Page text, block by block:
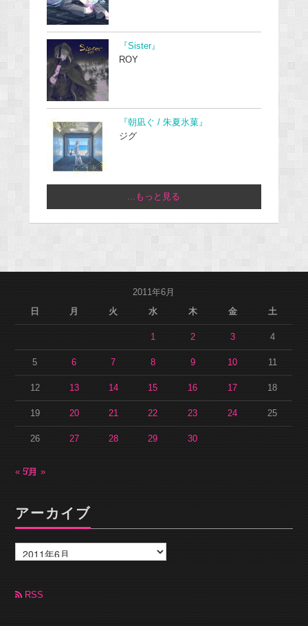
『Sister』
ROY
『朝凪ぐ / 朱夏氷菓』
ジグ
...もっと見る
2011年6月
日
月 火 水 木 金 土
1 2 3 4
5 6 7 8 9 10 11
12 13 14 15 16 17 18
19 20 21 22 23 24 25
26 27 28 29 30
« 5月7月 »
アーカイブ
ー
カ
ブ RSS